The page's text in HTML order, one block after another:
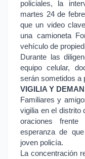
policiales, la
martes 24 de
que un video
una camioneta
vehículo de
Durante las
equipo celular,
serán sometidos a
VIGILIA Y
Familiares y
vigilia en el distrito
oraciones
esperanza de
joven policía.
La concentración